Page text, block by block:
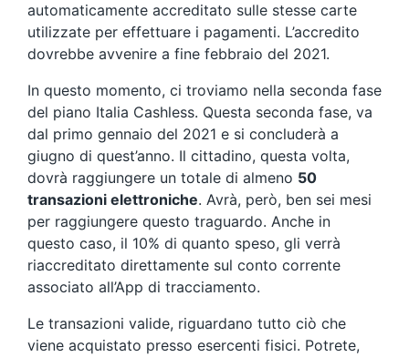
automaticamente accreditato sulle stesse carte
utilizzate per effettuare i pagamenti. L’accredito
dovrebbe avvenire a fine febbraio del 2021.
In questo momento, ci troviamo nella seconda fase
del piano Italia Cashless. Questa seconda fase, va
dal primo gennaio del 2021 e si concluderà a
giugno di quest’anno. Il cittadino, questa volta,
dovrà raggiungere un totale di almeno 50
transazioni elettroniche. Avrà, però, ben sei mesi
per raggiungere questo traguardo. Anche in
questo caso, il 10% di quanto speso, gli verrà
riaccreditato direttamente sul conto corrente
associato all’App di tracciamento.
Le transazioni valide, riguardano tutto ciò che
viene acquistato presso esercenti fisici. Potrete,